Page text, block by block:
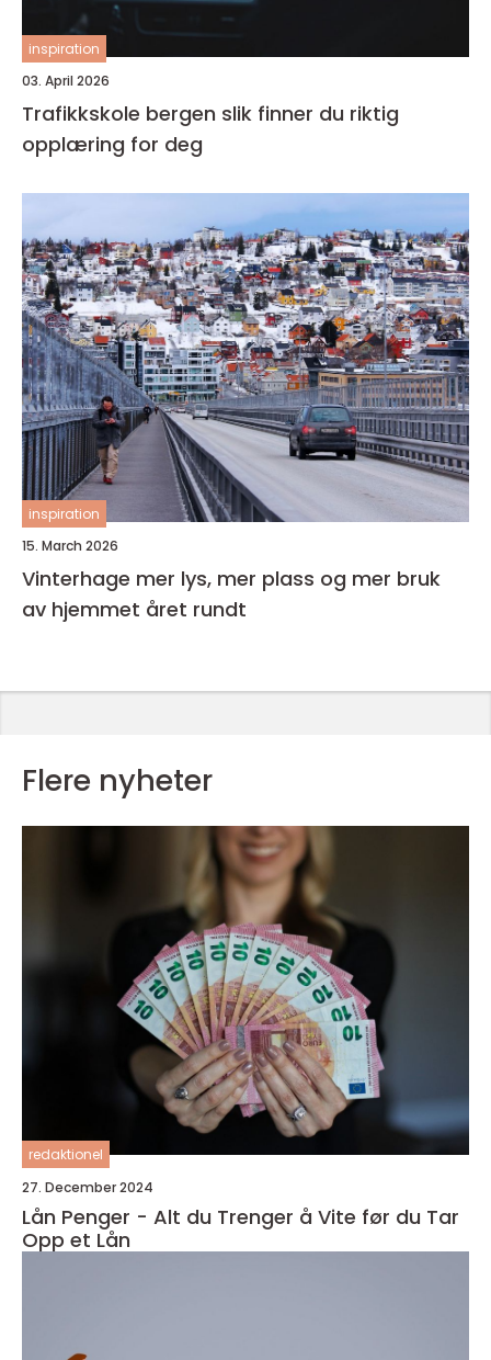
inspiration
03. April 2026
Trafikkskole bergen slik finner du riktig
opplæring for deg
inspiration
15. March 2026
Vinterhage mer lys, mer plass og mer bruk
av hjemmet året rundt
Flere nyheter
redaktionel
27. December 2024
Lån Penger - Alt du Trenger å Vite før du Tar
Opp et Lån